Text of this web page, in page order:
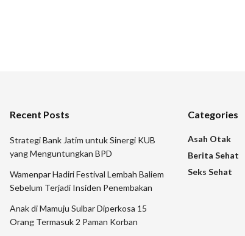
Recent Posts
Strategi Bank Jatim untuk Sinergi KUB
yang Menguntungkan BPD
Wamenpar Hadiri Festival Lembah Baliem
Sebelum Terjadi Insiden Penembakan
Anak di Mamuju Sulbar Diperkosa 15
Orang Termasuk 2 Paman Korban
Categories
Asah Otak
Berita Sehat
Seks Sehat